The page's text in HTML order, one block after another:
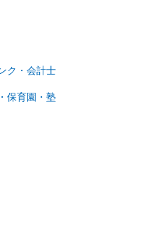
ク・会計士
保育園・塾